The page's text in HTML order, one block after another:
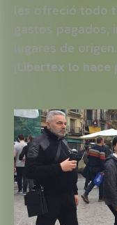
les ofreció todo
gastos pagados,
lugares de
¡Libertex lo hace